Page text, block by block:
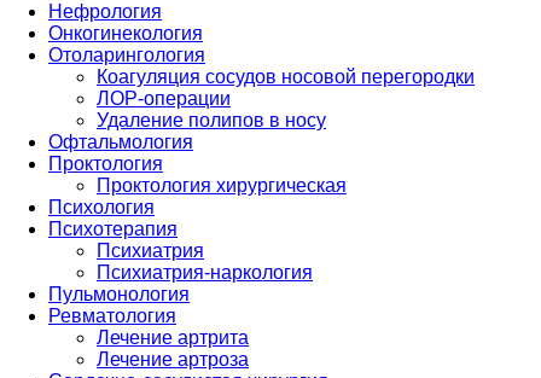
Нефрология
Онкогинекология
Отоларингология
Коагуляция сосудов носовой перегородки
ЛОР-операции
Удаление полипов в носу
Офтальмология
Проктология
Проктология хирургическая
Психология
Психотерапия
Психиатрия
Психиатрия-наркология
Пульмонология
Ревматология
Лечение артрита
Лечение артроза